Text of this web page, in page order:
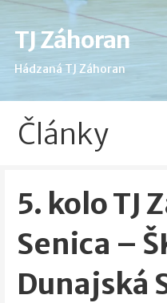
Skip
content
TJ Záhoran
Hádzaná TJ Záhoran
Články
5. kolo TJ
Senica –
Dunajská